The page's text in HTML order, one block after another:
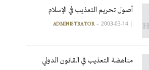
أصول تحريم التعذيب في الإسلام
|
ADMINISTRATOR 2003-03-14
مناهضة التعذيب في القانون الدولي